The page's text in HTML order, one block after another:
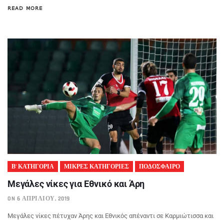
READ MORE
Β’ ΚΑΤΗΓΟΡΙΑ ΜΙΚΡΕΣ ΚΑΤΗΓΟΡΙΕΣ ΠΟΔΟΣΦΑΙΡΟ
Μεγάλες νίκες για Εθνικό και Άρη
ON 6 ΑΠΡΙΛΊΟΥ, 2019
Μεγάλες νίκες πέτυχαν Άρης και Εθνικός απέναντι σε Καρμιώτισσα και